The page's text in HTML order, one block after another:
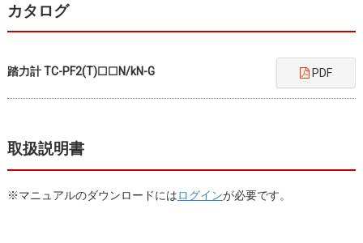
カタログ
踏力計 TC-PF2(T)☐☐N/kN-G PDF
取扱説明書
※マニュアルのダウンロードにはログインが必要です。